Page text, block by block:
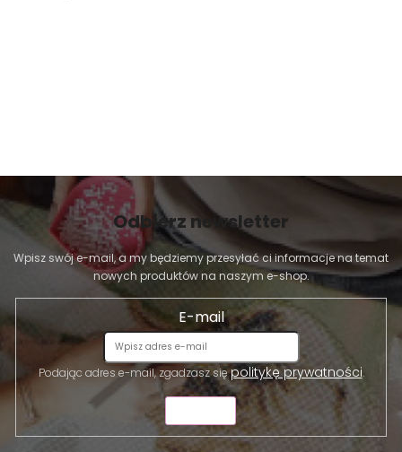
Odbierz newsletter
Wpisz swój e-mail, a my będziemy przesyłać ci informacje na temat
nowych produktów na naszym e-shop.
E-mail
Podając adres e-mail, zgadzasz siępolitykę prywatności.